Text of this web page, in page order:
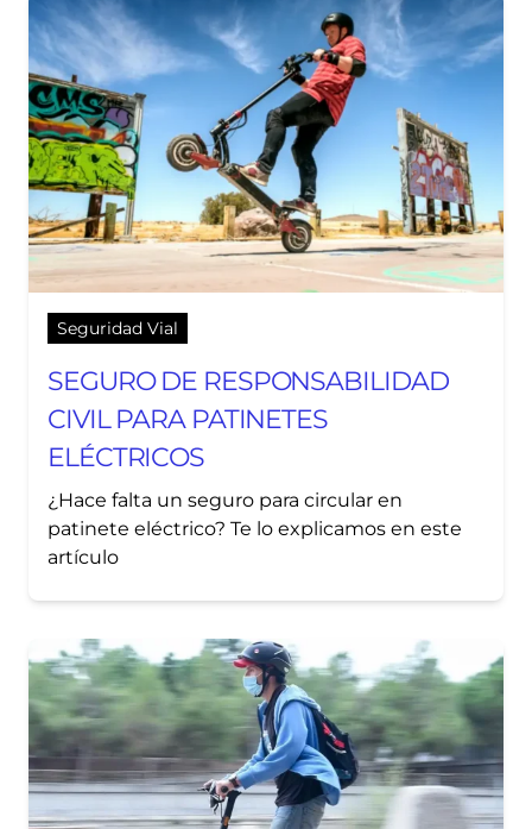
Seguridad Vial
SEGURO DE RESPONSABILIDAD
CIVIL PARA PATINETES
ELÉCTRICOS
¿Hace falta un seguro para circular en
patinete eléctrico? Te lo explicamos en este
artículo